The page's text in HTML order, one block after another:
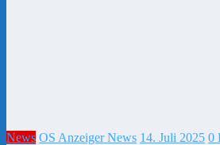
News OS Anzeiger News 14. Juli 2025 0